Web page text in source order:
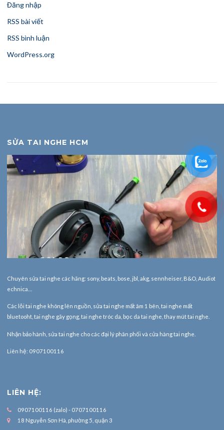
Đăng nhập
RSS bài viết
RSS bình luận
WordPress.org
SỬA TAI NGHE HCM
Chuyên sửa tai nghe các hãng: sony, beats, bose, jbl, akg, sennheiser, B&O, Audiot
echnica…
Các lỗi tai nghe không lên nguồn, sửa tai nghe mất âm 1 bên, tai nghe mất
bluetooht, tai nghe gãy gọng, tai nghe tróc da, bọc da tai nghe, thay mút tai nghe.
Nhận bảo hành, sửa tai nghe cho các đại lý phân phối và cửa hàng tai nghe.
Liên hệ: 0907100116
LIÊN HỆ:
0907100116 (zalo) - 0707100116
18 Nguyễn Sơn Hà, phường 5, quận 3